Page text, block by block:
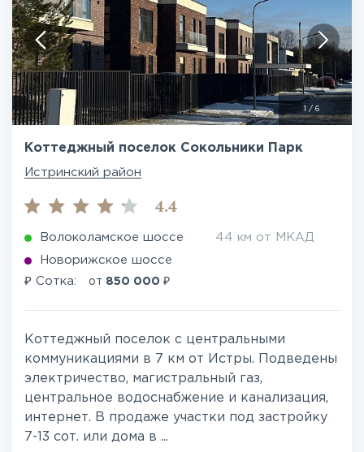
/ 6
Коттеджный поселок Сокольники Парк
Истринский район
4.4
Волоколамское шоссе 44 км от МКАД
Новорижское шоссе
₽ Сотка: от 850 000 ₽
Коттеджный поселок с центральными
коммуникациями в 7 км от Истры. Подведены
электричество, магистральный газ,
центральное водоснабжение и канализация,
интернет. В продаже участки под застройку
7-13 сот. или дома в ...